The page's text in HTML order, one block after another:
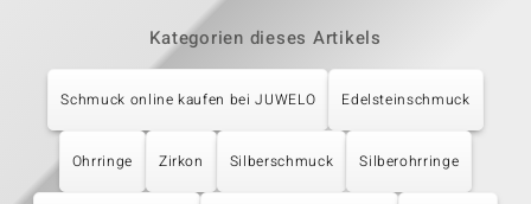
Kategorien dieses Artikels
Schmuck online kaufen bei JUWELO Edelsteinschmuck
Ohrringe Zirkon Silberschmuck Silberohrringe